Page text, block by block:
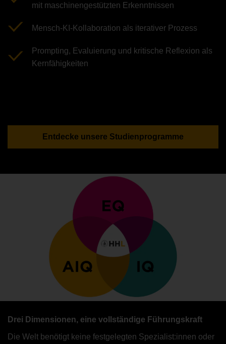
mit maschinengestützten Erkenntnissen
Mensch-KI-Kollaboration als iterativer Prozess
Prompting, Evaluierung und kritische Reflexion als
Kernfähigkeiten
Entdecke unsere Studienprogramme
Drei Dimensionen, eine vollständige Führungskraft
Die Welt benötigt keine festgelegten Spezialist:innen oder